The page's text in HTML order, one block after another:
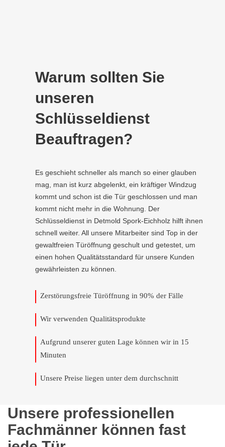
Warum sollten Sie
unseren
Schlüsseldienst
Beauftragen?
Es geschieht schneller als manch so einer glauben
mag, man ist kurz abgelenkt, ein kräftiger Windzug
kommt und schon ist die Tür geschlossen und man
kommt nicht mehr in die Wohnung. Der
Schlüsseldienst in Detmold Spork-Eichholz hilft ihnen
schnell weiter. All unsere Mitarbeiter sind Top in der
gewaltfreien Türöffnung geschult und getestet, um
einen hohen Qualitätsstandard für unsere Kunden
gewährleisten zu können.
Zerstörungsfreie Türöffnung in 90% der Fälle
Wir verwenden Qualitätsprodukte
Aufgrund unserer guten Lage können wir in 15
Minuten
Unsere Preise liegen unter dem durchschnitt
Unsere professionellen
Fachmänner können fast